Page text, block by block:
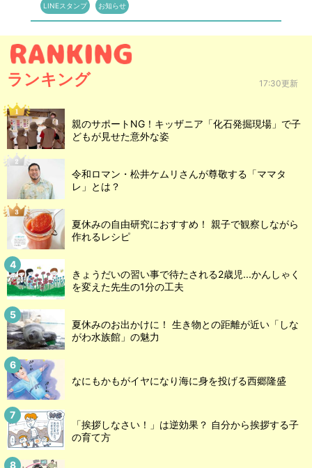
LINEスタンプ お知らせ
ランキング 17:30更新
親のサポートNG！キッザニア「化石発掘現場」で子
どもが見せた意外な姿
令和ロマン・松井ケムリさんが尊敬する「ママタ
レ」とは？
夏休みの自由研究におすすめ！ 親子で観察しながら
作れるレシピ
きょうだいの習い事で待たされる2歳児...かんしゃく
を変えた先生の1分の工夫
夏休みのお出かけに！ 生き物との距離が近い「しな
がわ水族館」の魅力
なにもかもがイヤになり海に身を投げる西郷隆盛
「挨拶しなさい！」は逆効果？ 自分から挨拶する子
の育て方